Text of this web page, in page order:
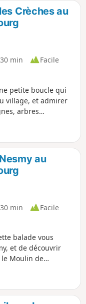
Crèches au
30 min
Facile
petite boucle qui
village, et admirer
arbres
au
30 min
Facile
balade vous
et de découvrir
Moulin de